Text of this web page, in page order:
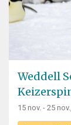
Weddell
15 nov. - 25